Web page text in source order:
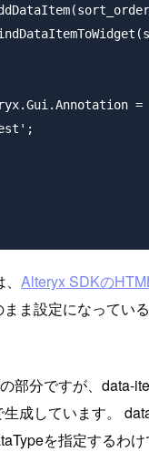
=
Alteryx SDKの
ま設定になってい
部分ですが、data-
成しています。
を指定するわ